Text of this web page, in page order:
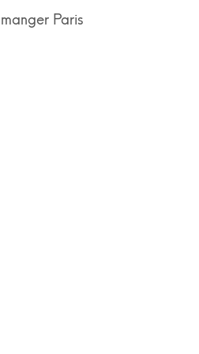
Paris